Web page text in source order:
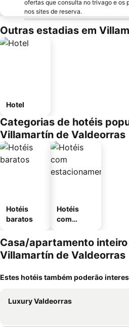
ofertas que consulta no trivago e os
nos sites de reserva.
Outras estadias em
Hotel
Categorias de hotéis
Villamartín de Valdeorras
Hotéis
baratos
Hotéis
com
mento
Casa/apartamento
Villamartín de Valdeorras
Estes hotéis também poderão
Luxury Valdeorras